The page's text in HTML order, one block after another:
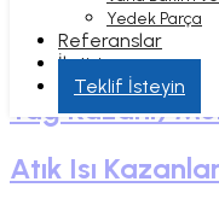
Referanslar
İletişim
Hizmet Bölgeleri
Yedek Parça
Referanslar
İletişim
Teklif İsteyin
Akışkan Yataklı
Yağ Kazanı)
Atık Isı